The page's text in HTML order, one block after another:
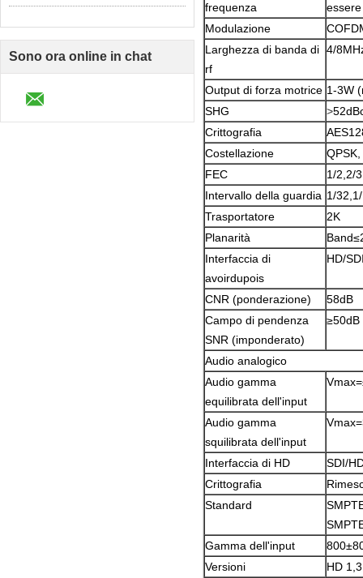
Sono ora online in chat
frequenza
Modulazione
Larghezza di banda di
rf
4/
Output di forza motrice 1-3W
SHG
>
Crittografia
Costellazione
FEC
1/2,2/
Intervallo della guardia 1/
Trasportatore
2K
Planarità
Interfaccia di
avoirdupois
HD/
CNR (ponderazione)
58dB
Campo di pendenza
SNR (imponderato)
≥50dB
Audio analogico
Audio gamma
equilibrata dell'input
Audio gamma
squilibrata dell'input
Interfaccia di HD
SDI/
Crittografia
Standard
Gamma dell'input
Versioni
HD 1,3